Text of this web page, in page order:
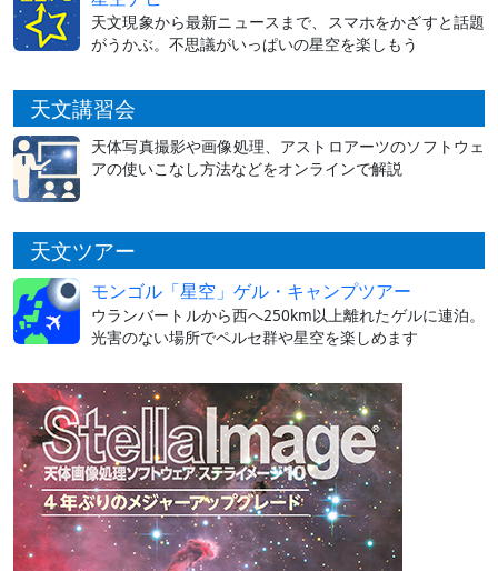
天文現象から最新ニュースまで、スマホをかざすと話題
がうかぶ。不思議がいっぱいの星空を楽しもう
天文講習会
天体写真撮影や画像処理、アストロアーツのソフトウェ
アの使いこなし方法などをオンラインで解説
天文ツアー
モンゴル「星空」ゲル・キャンプツアー
ウランバートルから西へ250km以上離れたゲルに連泊。
光害のない場所でペルセ群や星空を楽しめます